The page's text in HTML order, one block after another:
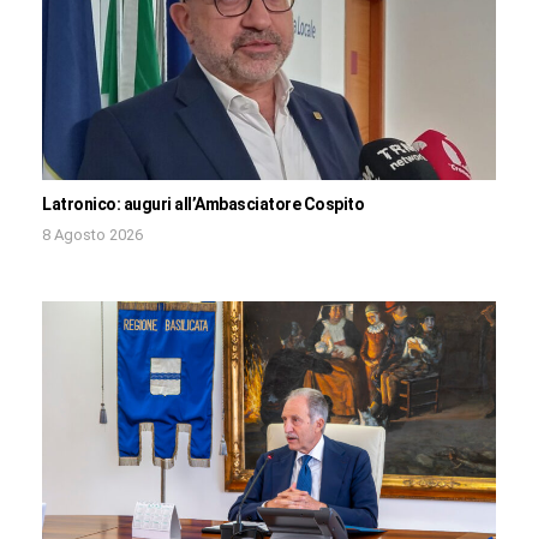
Latronico: auguri all’Ambasciatore Cospito
8 Agosto 2026